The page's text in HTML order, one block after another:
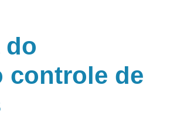
do
controle de